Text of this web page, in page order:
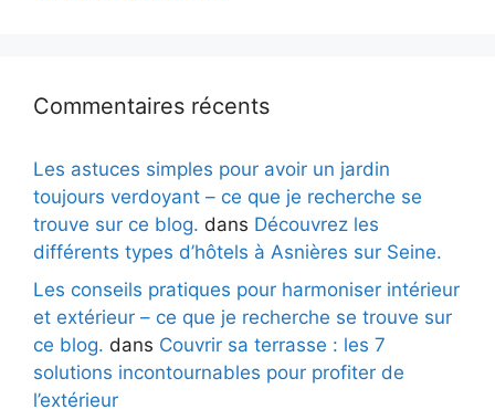
Commentaires récents
Les astuces simples pour avoir un jardin
toujours verdoyant – ce que je recherche se
trouve sur ce blog. dans Découvrez les
différents types d’hôtels à Asnières sur Seine.
Les conseils pratiques pour harmoniser intérieur
et extérieur – ce que je recherche se trouve sur
ce blog. dans Couvrir sa terrasse : les 7
solutions incontournables pour profiter de
l’extérieur